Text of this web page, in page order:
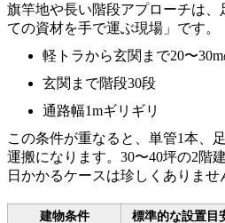
旗竿地や長い階段アプローチは
ての資材を手で運ぶ現場」です。
軽トラから玄関まで20〜
玄関まで階段30段
通路幅1mギリギリ
この条件が重なると、単管1本、
運搬になります。30〜40坪の2階
日かかるケースは珍しくありませ
建物条件 標準的な設置目